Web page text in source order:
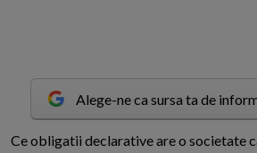
Alege-ne ca sursa ta de
Ce obligatii declarative are o societate